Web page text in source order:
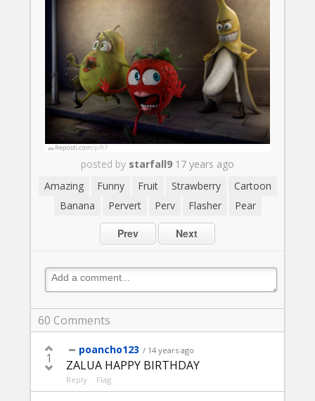
posted by starfall9 17 years ago
Amazing
Funny Fruit Strawberry
Cartoon
Banana
Pervert Perv Flasher Pear
Prev Next
60 Comments
1
poancho123 / 14 years ago
ZALUA HAPPY BIRTHDAY
Reply Flag